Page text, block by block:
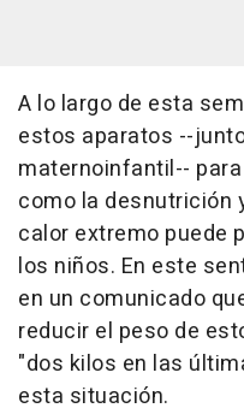
A lo largo de esta
estos aparatos --
maternoinfantil--
como la desnutrición
calor extremo puede
los niños. En este
en un comunicado
reducir el peso de
"dos kilos en las
esta situación.